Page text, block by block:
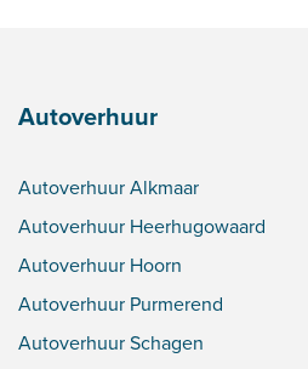
Autoverhuur
Autoverhuur Alkmaar
Autoverhuur Heerhugowaard
Autoverhuur Hoorn
Autoverhuur Purmerend
Autoverhuur Schagen